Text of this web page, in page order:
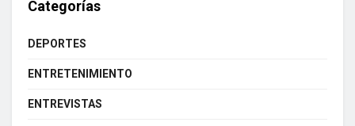
Categorías
DEPORTES
ENTRETENIMIENTO
ENTREVISTAS